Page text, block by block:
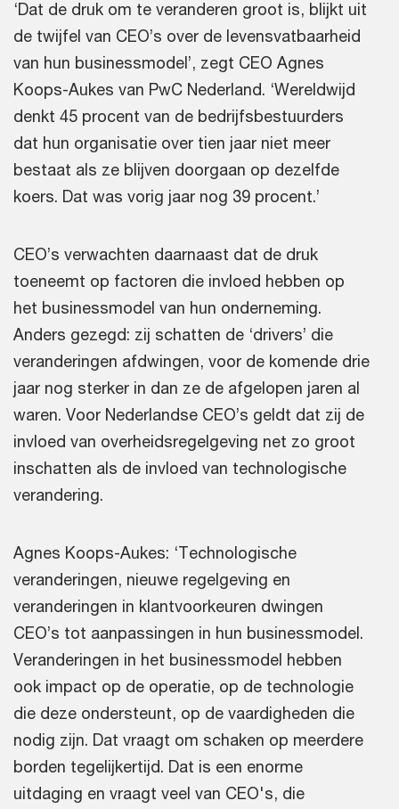
‘Dat de druk om te veranderen groot is, blijkt uit
de twijfel van CEO’s over de levensvatbaarheid
van hun businessmodel’, zegt CEO Agnes
Koops-Aukes van PwC Nederland. ‘Wereldwijd
denkt 45 procent van de bedrijfsbestuurders
dat hun organisatie over tien jaar niet meer
bestaat als ze blijven doorgaan op dezelfde
koers. Dat was vorig jaar nog 39 procent.’
CEO’s verwachten daarnaast dat de druk
toeneemt op factoren die invloed hebben op
het businessmodel van hun onderneming.
Anders gezegd: zij schatten de ‘drivers’ die
veranderingen afdwingen, voor de komende drie
jaar nog sterker in dan ze de afgelopen jaren al
waren. Voor Nederlandse CEO’s geldt dat zij de
invloed van overheidsregelgeving net zo groot
inschatten als de invloed van technologische
verandering.
Agnes Koops-Aukes: ‘Technologische
veranderingen, nieuwe regelgeving en
veranderingen in klantvoorkeuren dwingen
CEO’s tot aanpassingen in hun businessmodel.
Veranderingen in het businessmodel hebben
ook impact op de operatie, op de technologie
die deze ondersteunt, op de vaardigheden die
nodig zijn. Dat vraagt om schaken op meerdere
borden tegelijkertijd. Dat is een enorme
uitdaging en vraagt veel van CEO's, die